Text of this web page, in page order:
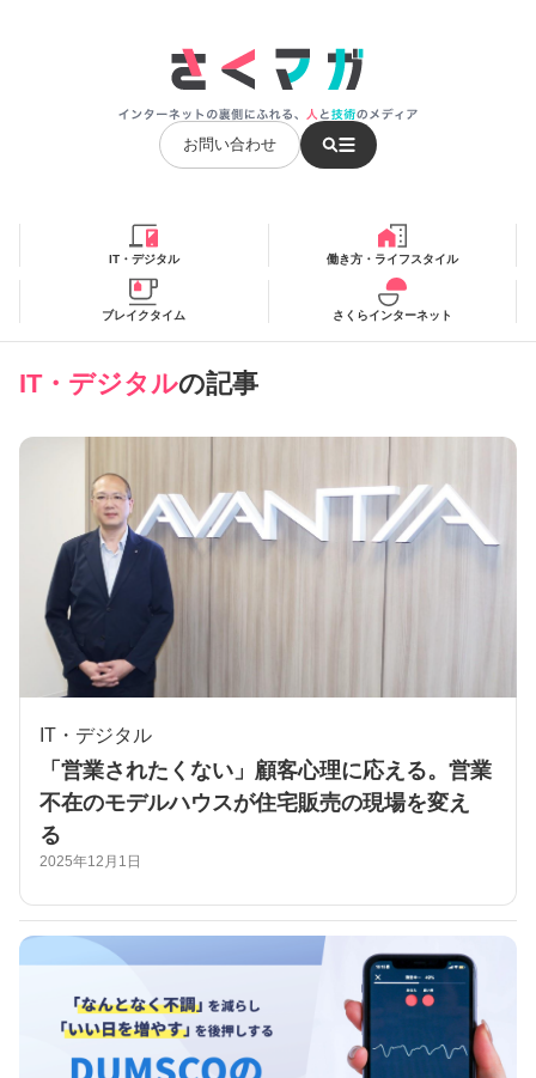
お問い合わせ
IT・デジタル 働き方・ライフスタイル
ブレイクタイム さくらインターネット
IT・デジタルの記事
IT・デジタル
「営業されたくない」顧客心理に応える。営業
不在のモデルハウスが住宅販売の現場を変え
る
2025年12月1日